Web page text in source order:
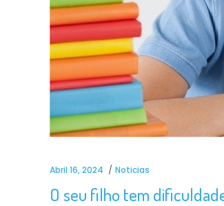
Abril 16, 2024 Noticias
O seu filho tem